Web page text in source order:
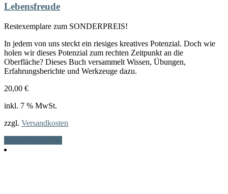
Lebensfreude
Restexemplare zum SONDERPREIS!
In jedem von uns steckt ein riesiges kreatives Potenzial. Doch wie
holen wir dieses Potenzial zum rechten Zeitpunkt an die
Oberfläche? Dieses Buch versammelt Wissen, Übungen,
Erfahrungsberichte und Werkzeuge dazu.
20,00 €
inkl. 7 % MwSt.
zzgl. Versandkosten